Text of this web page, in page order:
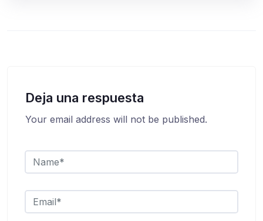
Deja una respuesta
Your email address will not be published.